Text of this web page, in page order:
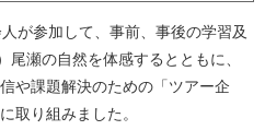
が参加して、事前、事後の学習及
瀬の自然を体感するとともに、
や課題解決のための「ツアー企
取り組みました。